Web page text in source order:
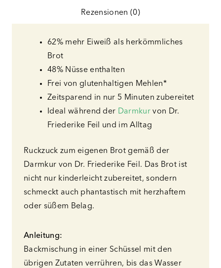
Rezensionen (0)
62% mehr Eiweiß als herkömmliches
Brot
48% Nüsse enthalten
Frei von glutenhaltigen Mehlen*
Zeitsparend in nur 5 Minuten zubereitet
Ideal während der Darmkur von Dr.
Friederike Feil und im Alltag
Ruckzuck zum eigenen Brot gemäß der
Darmkur von Dr. Friederike Feil. Das Brot ist
nicht nur kinderleicht zubereitet, sondern
schmeckt auch phantastisch mit herzhaftem
oder süßem Belag.
Anleitung:
Backmischung in einer Schüssel mit den
übrigen Zutaten verrühren, bis das Wasser